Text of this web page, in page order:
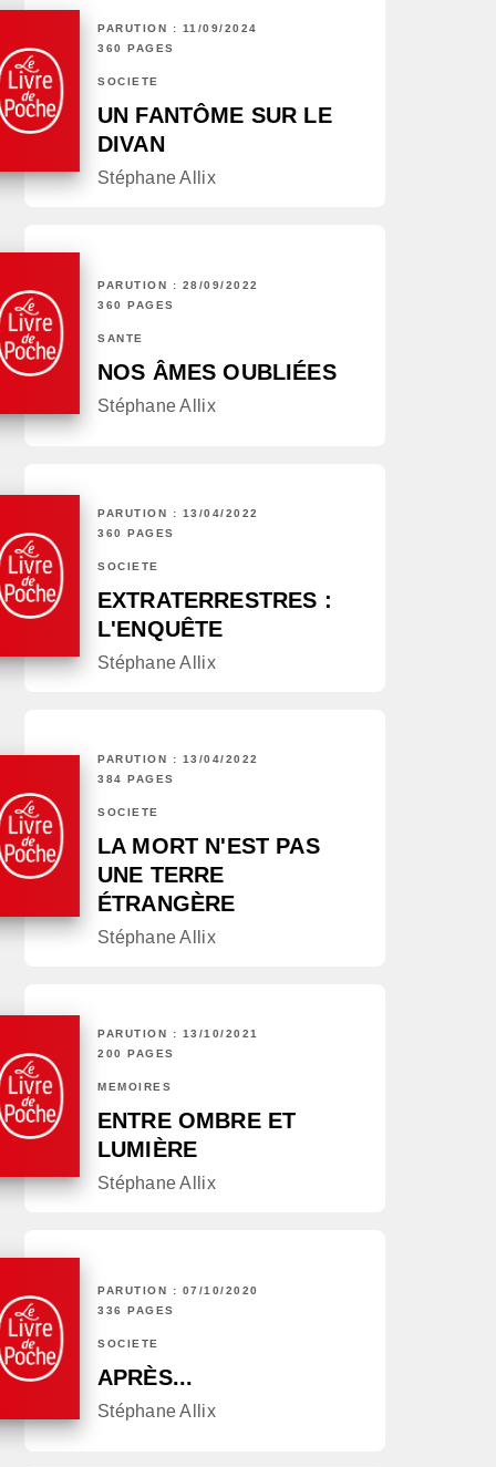
PARUTION : 11/09/2024
360 PAGES
SOCIÉTÉ
UN FANTÔME SUR LE
DIVAN
Stéphane Allix
PARUTION : 28/09/2022
360 PAGES
SANTÉ
NOS ÂMES OUBLIÉES
Stéphane Allix
PARUTION : 13/04/2022
360 PAGES
SOCIÉTÉ
EXTRATERRESTRES :
L'ENQUÊTE
Stéphane Allix
PARUTION : 13/04/2022
384 PAGES
SOCIÉTÉ
LA MORT N'EST PAS
UNE TERRE
ÉTRANGÈRE
Stéphane Allix
PARUTION : 13/10/2021
200 PAGES
MÉMOIRES
ENTRE OMBRE ET
LUMIÈRE
Stéphane Allix
PARUTION : 07/10/2020
336 PAGES
SOCIÉTÉ
APRÈS...
Stéphane Allix